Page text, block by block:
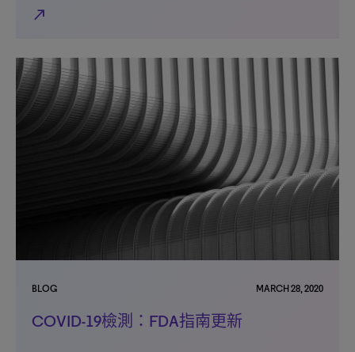
north_east
BLOG MARCH 28, 2020
COVID-19檢測：FDA指南更新